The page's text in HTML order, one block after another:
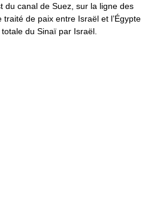
du canal de Suez, sur la ligne des
de paix entre Israël et l’Égypte
du Sinaï par Israël.